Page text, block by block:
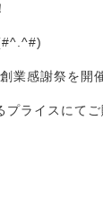
業感謝祭を開
ライスにてご